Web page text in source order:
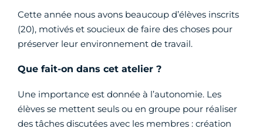
Cette année nous avons beaucoup d’élèves inscrits
(20), motivés et soucieux de faire des choses pour
préserver leur environnement de travail.
Que fait-on dans cet atelier ?
Une importance est donnée à l’autonomie. Les
élèves se mettent seuls ou en groupe pour réaliser
des tâches discutées avec les membres : création